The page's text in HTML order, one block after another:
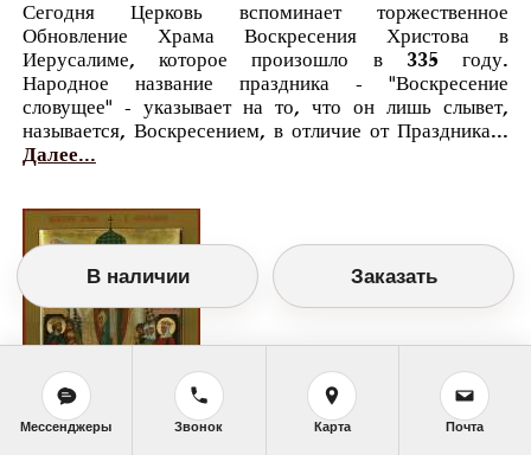
Сегодня Церковь вспоминает торжественное
Обновление Храма Воскресения Христова в
Иерусалиме, которое произошло в 335 году.
Народное название праздника - "Воскресение
словущее" - указывает на то, что он лишь слывет,
называется, Воскресением, в отличие от Праздника...
Далее...
В наличии Заказать
Мессенджеры Звонок Карта Почта